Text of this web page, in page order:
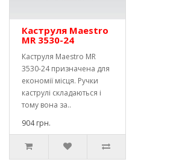
Каструля Maestro
MR 3530-24
Каструля Maestro MR
3530-24 призначена для
економії місця. Ручки
каструлі складаються і
тому вона за..
904 грн.